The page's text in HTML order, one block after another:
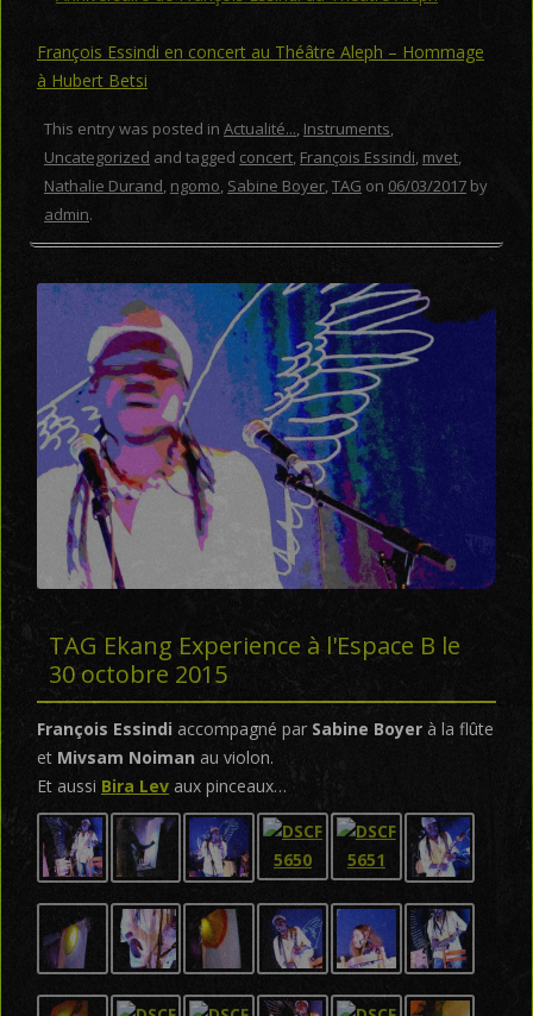
François Essindi en concert au Théâtre Aleph – Hommage
à Hubert Betsi
This entry was posted in Actualité..., Instruments,
Uncategorized and tagged concert, François Essindi,mvet,
Nathalie Durand, ngomo, Sabine Boyer,TAG on 06/03/2017by
admin.
TAG Ekang Experience à l'Espace B le
30 octobre 2015
François Essindi accompagné par Sabine Boyerà la flûte
et Mivsam Noimanau violon.
Et aussi Bira Levaux pinceaux…